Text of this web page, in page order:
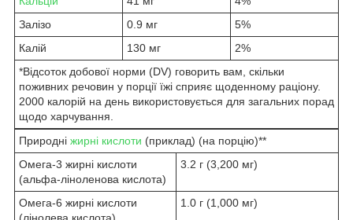
Залізо
0.9 мг
5%
Калій
130 мг
2%
*Відсоток добової норми (DV) говорить вам, скільки
поживних речовин у порції їжі сприяє щоденному раціону.
2000 калорій на день використовується для загальних порад
щодо харчування.
Природні жирні кислоти (приклад) (на порцію)**
Омега-3 жирні кислоти
(альфа-ліноленова кислота)
3.2 г (3,200 мг)
Омега-6 жирні кислоти
(лінолева кислота)
1.0 г (1,000 мг)